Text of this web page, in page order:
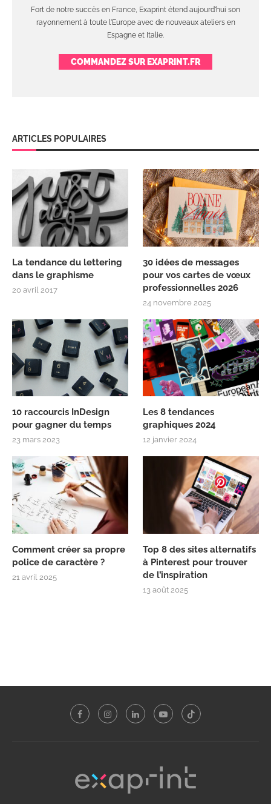
Fort de notre succès en France, Exaprint étend aujourd'hui son
rayonnement à toute l'Europe avec de nouveaux ateliers en
Espagne et Italie.
COMMANDEZ SUR EXAPRINT.FR
ARTICLES POPULAIRES
La tendance du lettering
dans le graphisme
20 avril 2017
30 idées de messages
pour vos cartes de vœux
professionnelles 2026
24 novembre 2025
10 raccourcis InDesign
pour gagner du temps
23 mars 2023
Les 8 tendances
graphiques 2024
12 janvier 2024
Comment créer sa propre
police de caractère ?
21 avril 2025
Top 8 des sites alternatifs
à Pinterest pour trouver
de l’inspiration
13 août 2025